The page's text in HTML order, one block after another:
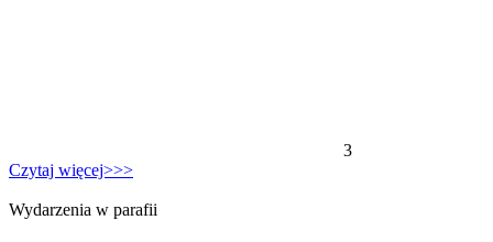
3
Czytaj więcej>>>
Wydarzenia w parafii